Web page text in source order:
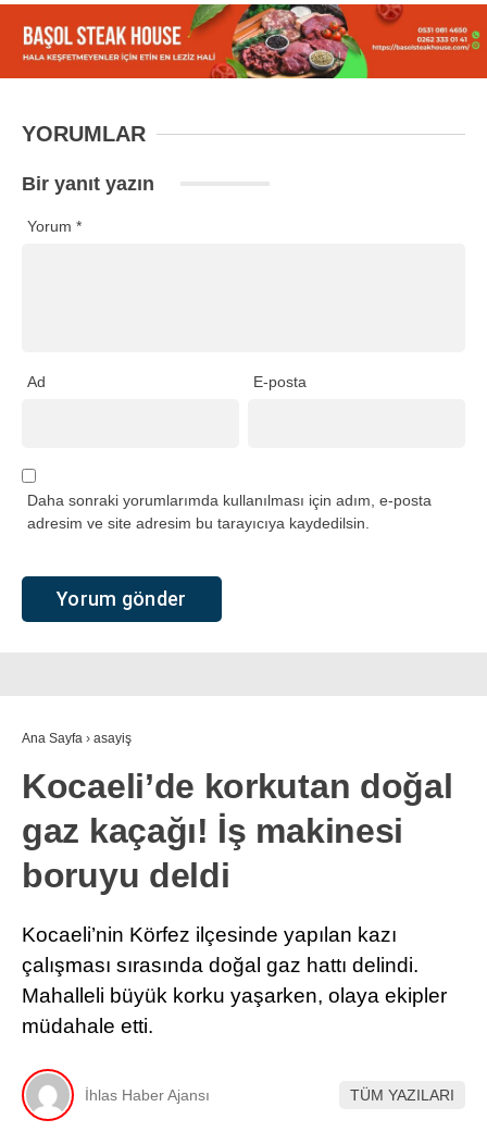
YORUMLAR
Bir yanıt yazın
Yorum *
Ad E-posta
Daha sonraki yorumlarımda kullanılması için adım, e-posta
adresim ve site adresim bu tarayıcıya kaydedilsin.
Ana Sayfa › asayiş
Kocaeli’de korkutan doğal
gaz kaçağı! İş makinesi
boruyu deldi
Kocaeli’nin Körfez ilçesinde yapılan kazı
çalışması sırasında doğal gaz hattı delindi.
Mahalleli büyük korku yaşarken, olaya ekipler
müdahale etti.
İhlas Haber Ajansı TÜM YAZILARI